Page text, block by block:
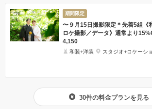
期間限定
〜９月15日撮影限定＊先着5組《
ロケ撮影／データ》通常より
4,150
和装+洋装 スタジオ+ロケーシ
30件の料金プランを見る